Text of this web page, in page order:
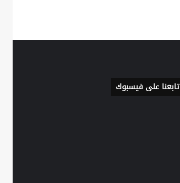
تابعنا على فيسبوك